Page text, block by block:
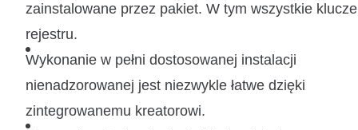
zainstalowane przez pakiet. W tym wszystkie klucze
rejestru.
Wykonanie w pełni dostosowanej instalacji
nienadzorowanej jest niezwykle łatwe dzięki
zintegrowanemu kreatorowi.